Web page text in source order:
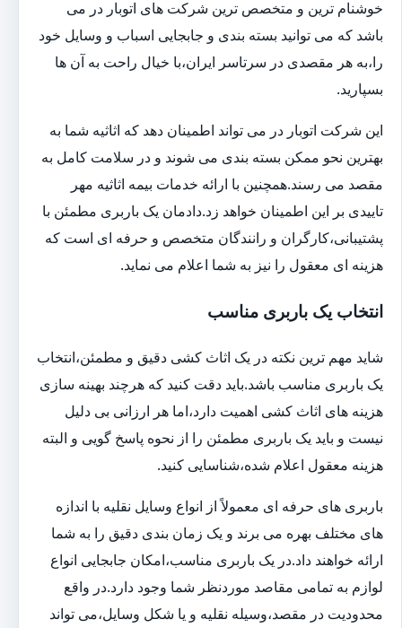
خوشنام ترین و متخصص ترین شرکت های اتوبار در می
باشد که می توانید بسته بندی و جابجایی اسباب و وسایل خود
را،به هر مقصدی در سرتاسر ایران،با خیال راحت به آن ها
بسپارید.
این شرکت اتوبار در می تواند اطمینان دهد که اثاثیه شما به
بهترین نحو ممکن بسته بندی می شوند و در سلامت کامل به
مقصد می رسند.همچنین با ارائه خدمات بیمه اثاثیه مهر
تاییدی بر این اطمینان خواهد زد.دادمان یک باربری مطمئن با
پشتیبانی،کارگران و رانندگان متخصص و حرفه ای است که
هزینه ای معقول را نیز به شما اعلام می نماید.
انتخاب یک باربری مناسب
شاید مهم ترین نکته در یک اثاث کشی دقیق و مطمئن،انتخاب
یک باربری مناسب باشد.باید دقت کنید که هرچند بهینه سازی
هزینه های اثاث کشی اهمیت دارد،اما هر ارزانی بی دلیل
نیست و باید یک باربری مطمئن را از نحوه پاسخ گویی و البته
هزینه معقول اعلام شده،شناسایی کنید.
باربری های حرفه ای معمولاً از انواع وسایل نقلیه با اندازه
های مختلف بهره می برند و یک زمان بندی دقیق را به شما
ارائه خواهند داد.در یک باربری مناسب،امکان جابجایی انواع
لوازم به تمامی مقاصد موردنظر شما وجود دارد.در واقع
محدودیت در مقصد،وسیله نقلیه و یا شکل وسایل،می تواند